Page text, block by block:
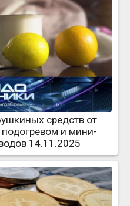
средств от
подогревом и мини-
14.11.2025